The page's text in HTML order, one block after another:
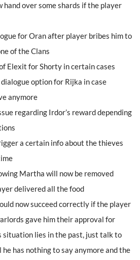
hand over some shards if the player
for Oran after player bribes him to
of the Clans
Elexit for Shorty in certain cases
option for Rijka in case
anymore
regarding Irdor’s reward depending
a certain info about the thieves
Martha will now be removed
delivered all the food
now succeed correctly if the player
gave him their approval for
situation lies in the past, just talk to
he has nothing to say anymore and the